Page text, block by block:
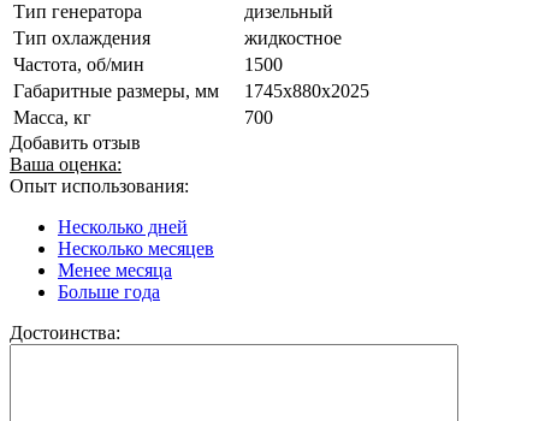
Тип генератора
дизельный
Тип охлаждения
жидкостное
Частота, об/мин
1500
Габаритные размеры, мм
1745х880х2025
Масса, кг
700
Добавить отзыв
Ваша оценка:
Опыт использования:
Несколько дней
Несколько месяцев
Менее месяца
Больше года
Достоинства: